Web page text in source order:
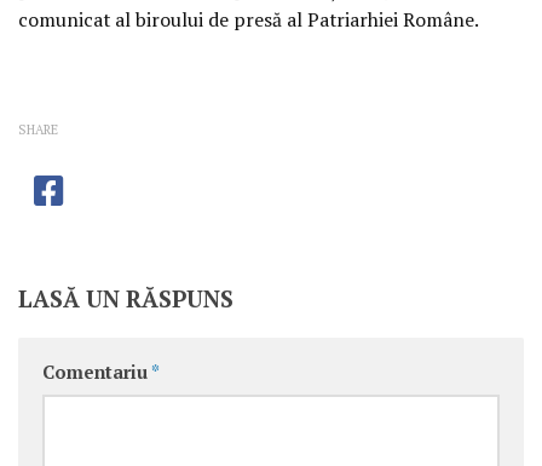
comunicat al biroului de presă al Patriarhiei Române.
SHARE
LASĂ UN RĂSPUNS
Comentariu *